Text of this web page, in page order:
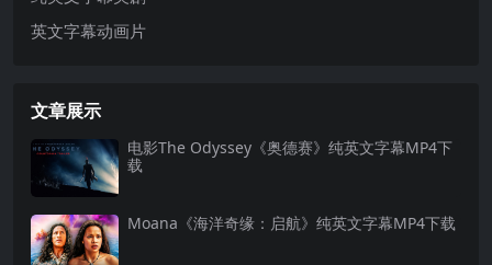
英文字幕动画片
文章展示
电影The Odyssey《奥德赛》纯英文字幕MP4下
载
Moana《海洋奇缘：启航》纯英文字幕MP4下载